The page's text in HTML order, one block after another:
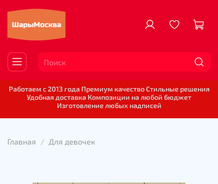
Работаем с 2013 года Премиум качество Стильные решения
Удобная доставка Композиции на любой бюджет
Изготовление любых надписей
Главная Для девочек